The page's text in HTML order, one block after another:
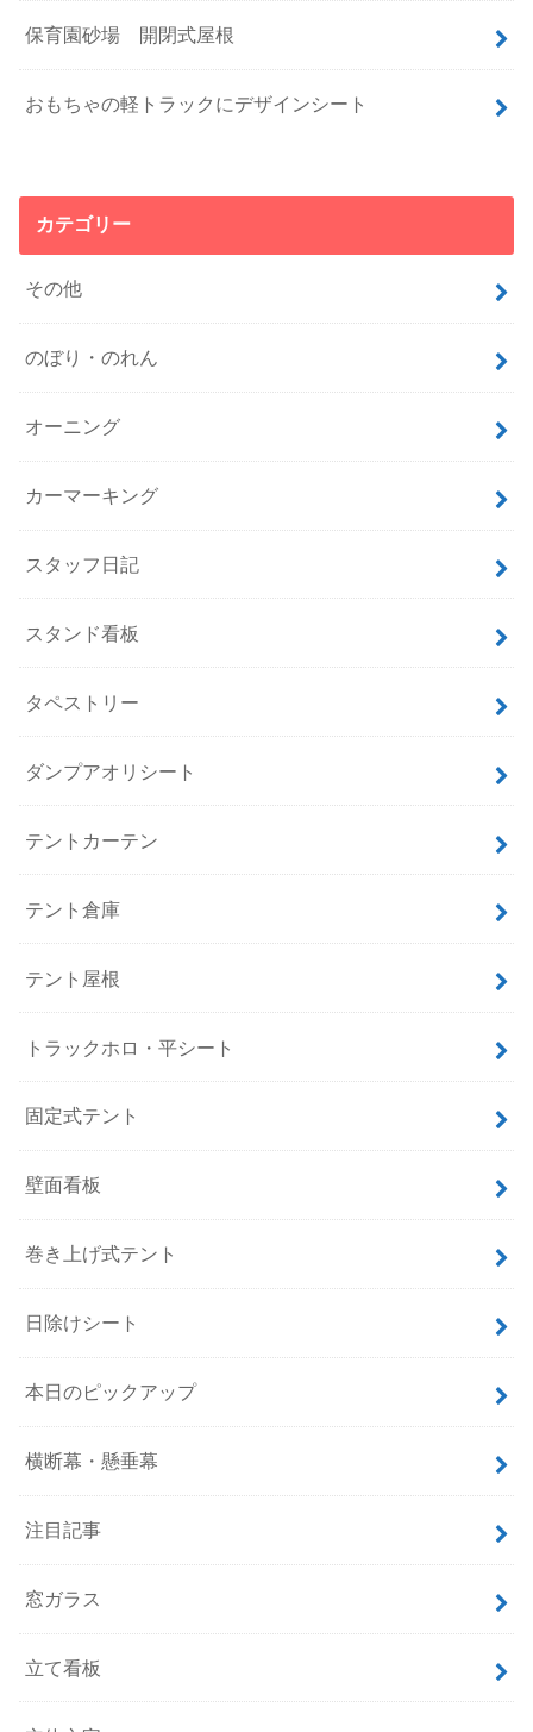
保育園砂場 開閉式屋根
おもちゃの軽トラックにデザインシート
カテゴリー
その他
のぼり・のれん
オーニング
カーマーキング
スタッフ日記
スタンド看板
タペストリー
ダンプアオリシート
テントカーテン
テント倉庫
テント屋根
トラックホロ・平シート
固定式テント
壁面看板
巻き上げ式テント
日除けシート
本日のピックアップ
横断幕・懸垂幕
注目記事
窓ガラス
立て看板